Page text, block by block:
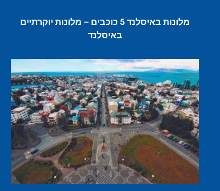
מלונות באיסלנד 5 כוכבים – מלונות יוקרתיים
באיסלנד